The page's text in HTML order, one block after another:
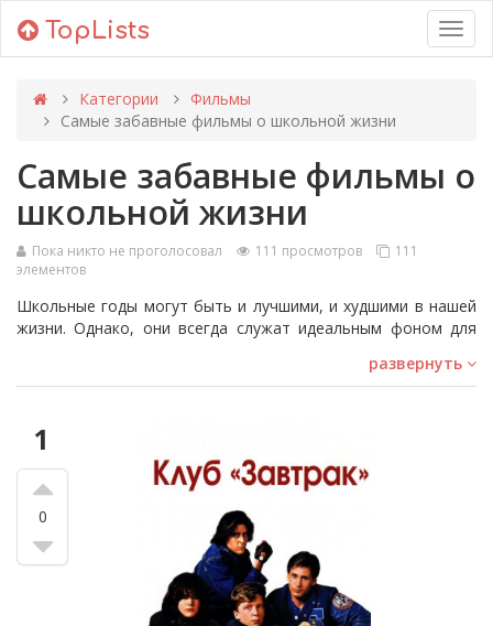
TopLists
Категории
Фильмы
Самые забавные фильмы о школьной жизни
Самые забавные фильмы о
школьной жизни
Пока никто не проголосовал 111 просмотров
111
элементов
Школьные годы могут быть и лучшими, и худшими в нашей
жизни. Однако, они всегда служат идеальным фоном для
школьниках, ищущих любовь, переживающих пору
взросления и справляющихся с учебой.
Среди них встретится такие фильмы как 'Завтрак на траве',
'Без ума от Шер' и 'Запутавшись и озадаченный'. В каком-то
американские подростки под обещание постараться
лишиться девственности до выпускного. В другом —
забавное и трогательное рассказ о школьной жизни.
Какая из этих комедий о школьной жизни вызывает у вас
наибольшее умиление? Не забывайте голосовать и
дополнять список недостающими в нем фильмами.
Наслаждайтесь просмотром и вспоминайте свои школьные
развернуть
1
0